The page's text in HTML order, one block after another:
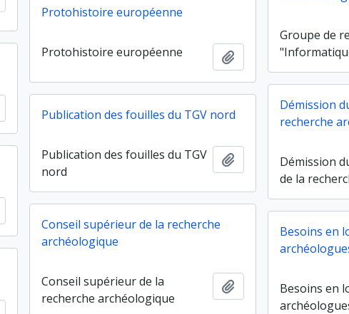
Groupe de
Protohistoire européenne
Protohistoire européenne Ajouter au presse-
Ajouter au presse-papier
Démission
recherche
Démission
de la
Publication des fouilles du TGV nord
Publication des fouilles du TGV
nord
Ajouter au presse-
Ajouter au presse-papier
Conseil supérieur de la recherche
archéologique
Conseil supérieur de la
recherche archéologique
Ajouter au presse-
Besoins en
Besoins en